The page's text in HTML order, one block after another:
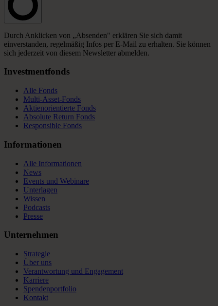
Durch Anklicken von „Absenden" erklären Sie sich damit
einverstanden, regelmäßig Infos per E-Mail zu erhalten. Sie können
sich jederzeit von diesem Newsletter abmelden.
Investmentfonds
Alle Fonds
Multi-Asset-Fonds
Aktienorientierte Fonds
Absolute Return Fonds
Responsible Fonds
Informationen
Alle Informationen
News
Events und Webinare
Unterlagen
Wissen
Podcasts
Presse
Unternehmen
Strategie
Über uns
Verantwortung und Engagement
Karriere
Spendenportfolio
Kontakt